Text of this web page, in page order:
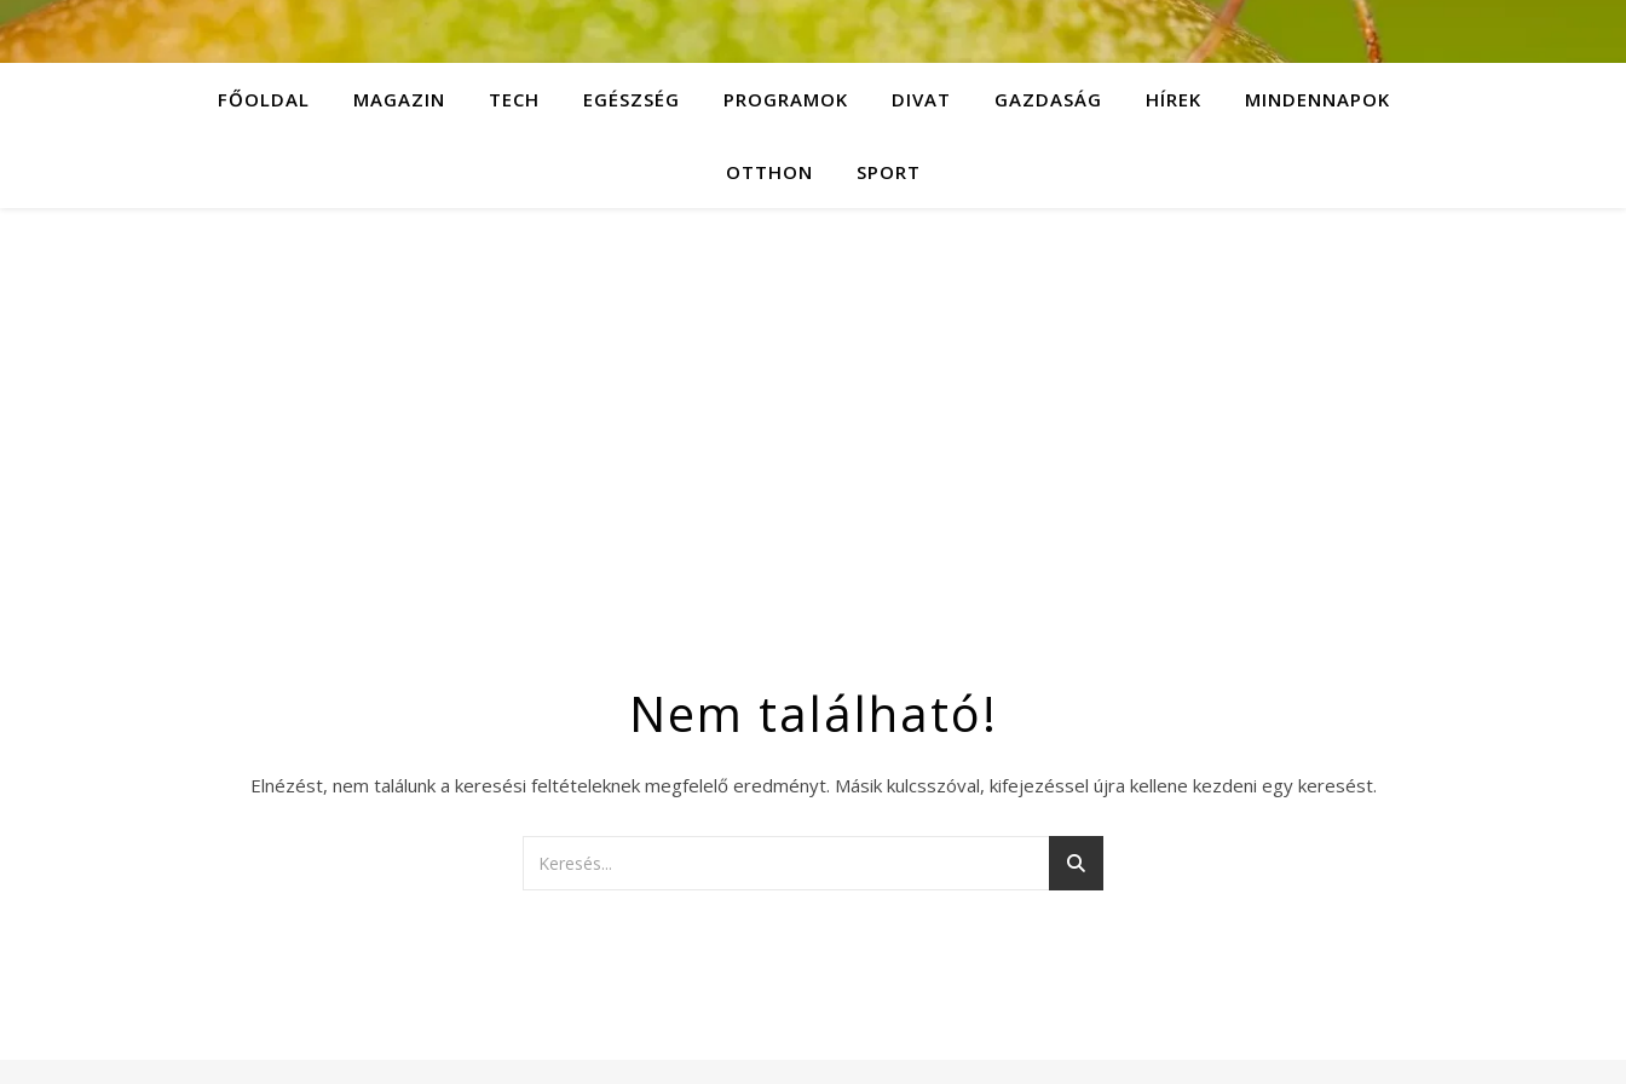
FŐOLDAL MAGAZIN TECH EGÉSZSÉG PROGRAMOK DIVAT GAZDASÁG HÍREK MINDENNAPOK
OTTHON SPORT
Nem található!
Elnézést, nem találunk a keresési feltételeknek megfelelő eredményt. Másik kulcsszóval, kifejezéssel újra kellene kezdeni egy keresést.